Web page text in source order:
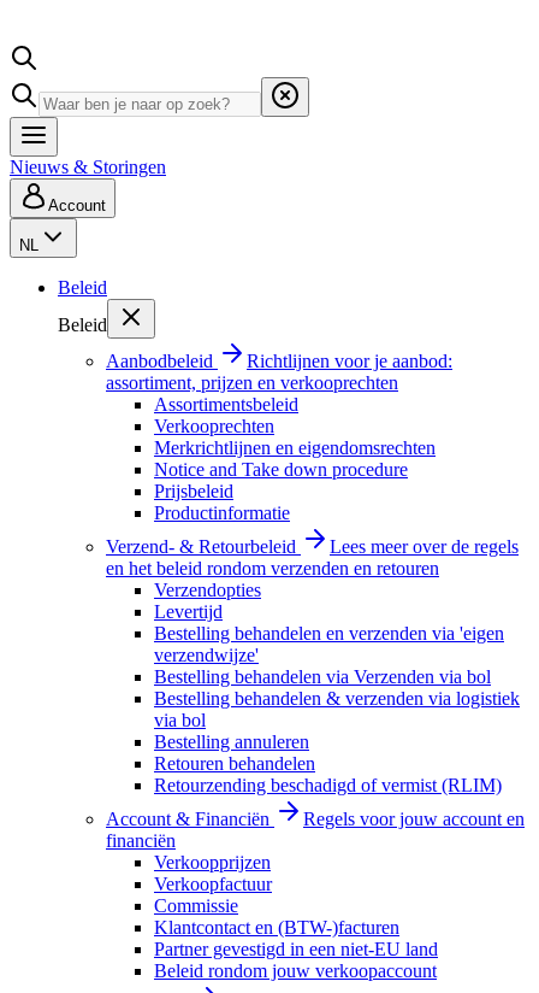
Nieuws & Storingen
Account
NL
Beleid
Beleid
Aanbodbeleid
Richtlijnen voor je aanbod:
assortiment, prijzen en verkooprechten
Assortimentsbeleid
Verkooprechten
Merkrichtlijnen en eigendomsrechten
Notice and Take down procedure
Prijsbeleid
Productinformatie
Verzend- & Retourbeleid
Lees meer over de regels
en het beleid rondom verzenden en retouren
Verzendopties
Levertijd
Bestelling behandelen en verzenden via 'eigen
verzendwijze'
Bestelling behandelen via Verzenden via bol
Bestelling behandelen & verzenden via logistiek
via bol
Bestelling annuleren
Retouren behandelen
Retourzending beschadigd of vermist (RLIM)
Account & Financiën
Regels voor jouw account en
financiën
Verkoopprijzen
Verkoopfactuur
Commissie
Klantcontact en (BTW-)facturen
Partner gevestigd in een niet-EU land
Beleid rondom jouw verkoopaccount